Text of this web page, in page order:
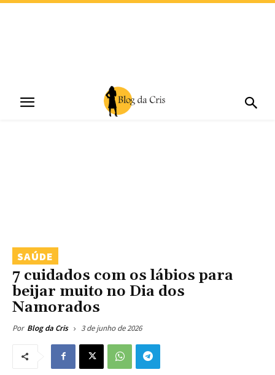
SAÚDE
7 cuidados com os lábios para
beijar muito no Dia dos
Namorados
Por Blog da Cris 3 de junho de 2026